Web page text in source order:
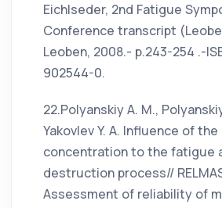
Eichlseder, 2nd Fatigue
Conference transcript
Leoben, 2008.- p.243-254 .-
902544-0.
22.Polyanskiy A. M.,
Yakovlev Y. A. Influence of
concentration to the fatigue
destruction process//
Assessment of reliability of